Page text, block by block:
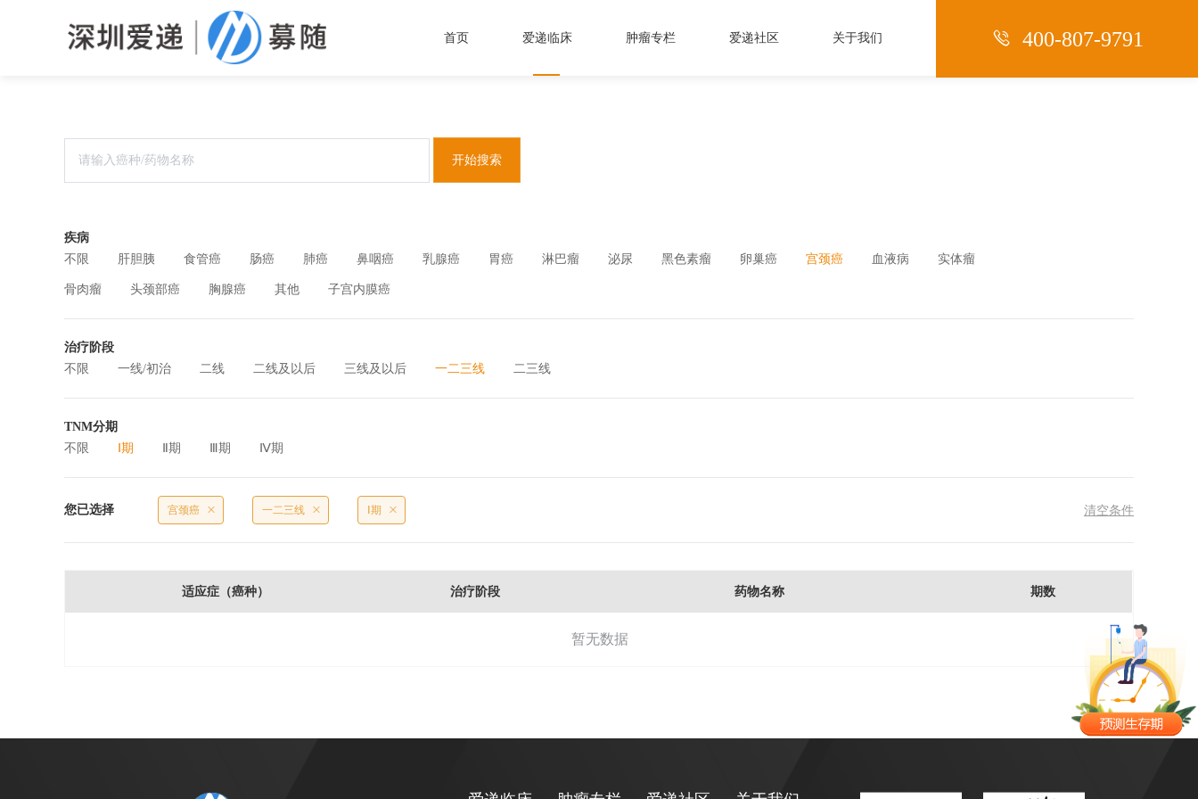
首页 爱递临床 肿瘤专栏 爱递社区 关于我们  400-807-9791
开始搜索
疾病
不限
肝胆胰 食管癌 肠癌 肺癌 鼻咽癌 乳腺癌 胃癌 淋巴瘤 泌尿 黑色素瘤 卵巢癌 宫颈癌 血液病 实体瘤
骨肉瘤 头颈部癌 胸腺癌 其他 子宫内膜癌
治疗阶段
不限
一线/初治 二线 二线及以后 三线及以后 一二三线 二三线
TNM分期
不限
Ⅰ期 Ⅱ期 Ⅲ期 Ⅳ期
您已选择 清空条件
宫颈癌 一二三线 Ⅰ期
适应症（癌种） 治疗阶段 药物名称 期数
暂无数据